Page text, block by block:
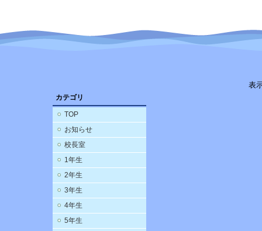
カテゴリ
TOP
お知らせ
校長室
1年生
2年生
3年生
4年生
5年生
表